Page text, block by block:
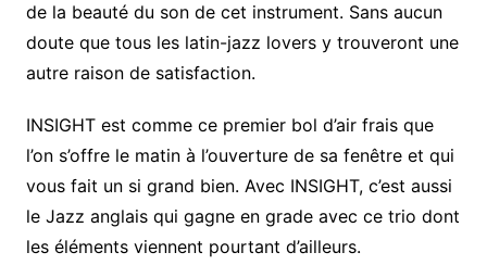
de la beauté du son de cet instrument. Sans aucun
doute que tous les latin-jazz lovers y trouveront une
autre raison de satisfaction.
INSIGHT est comme ce premier bol d’air frais que
l’on s’offre le matin à l’ouverture de sa fenêtre et qui
vous fait un si grand bien. Avec INSIGHT, c’est aussi
le Jazz anglais qui gagne en grade avec ce trio dont
les éléments viennent pourtant d’ailleurs.